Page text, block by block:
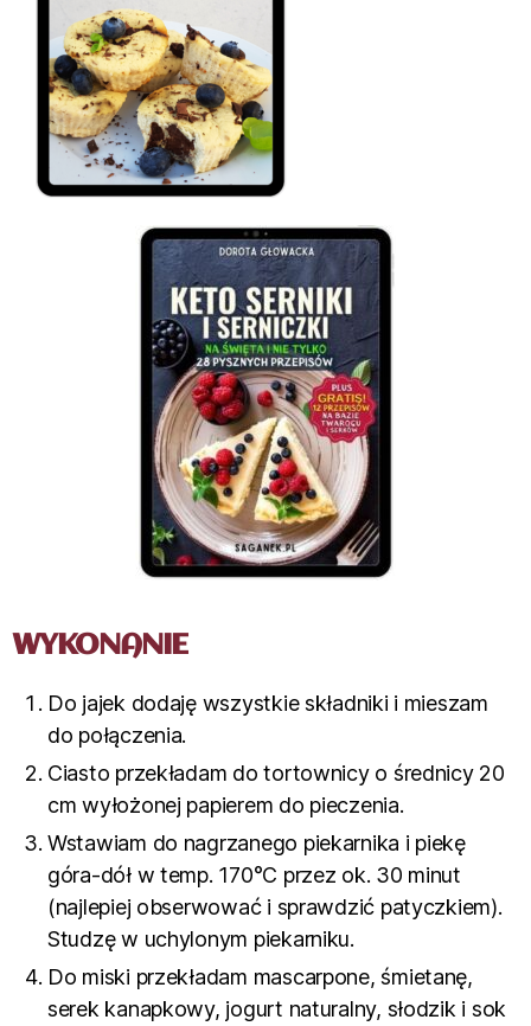
WYKONANIE
Do jajek dodaję wszystkie składniki i mieszam
do połączenia.
Ciasto przekładam do tortownicy o średnicy 20
cm wyłożonej papierem do pieczenia.
Wstawiam do nagrzanego piekarnika i piekę
góra-dół w temp. 170°C przez ok. 30 minut
(najlepiej obserwować i sprawdzić patyczkiem).
Studzę w uchylonym piekarniku.
Do miski przekładam mascarpone, śmietanę,
serek kanapkowy, jogurt naturalny, słodzik i sok